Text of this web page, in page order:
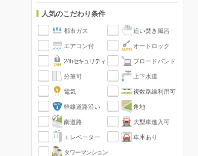
人気のこだわり条件
都市ガス 追い焚き風呂
エアコン付 オートロック
24hセキュリティ ブロードバンド
分筆可 上下水道
電気 複数路線利用可
幹線道路沿い 角地
南道路 大型車進入可
エレベーター 車庫あり
タワーマンション